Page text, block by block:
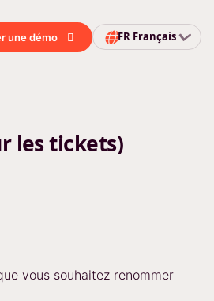
une démo FR Français
les tickets)
vous souhaitez renommer